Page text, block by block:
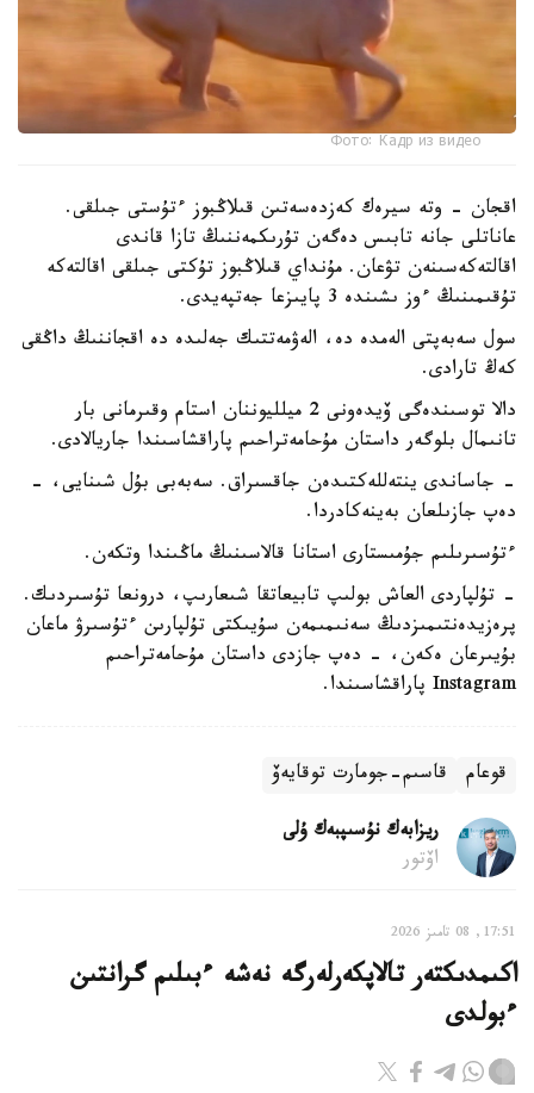
Фото: Кадр из видео
اقجان - وتە سيرەك كەزدەسەتىن قىلاڭبوز ءتۇستى جىلقى.
عاناتلى جانە تابىس دەگەن تۇرىكمەننىڭ تازا قاندى
اقالتەكەسىنەن تۋعان. مۇنداي قىلاڭبوز تۇكتى جىلقى اقالتەكە
تۇقىمىنىڭ ءوز ىشىندە 3 پايىزعا جەتپەيدى.
سول سەبەپتى الەمدە دە، الەۋمەتتىك جەلىدە دە اقجاننىڭ داڭقى
كەڭ تارادى.
دالا توسىندەگى ۆيدەونى 2 ميلليوننان استام وقىرمانى بار
تانىمال بلوگەر داستان مۇحامەتراحىم پاراقشاسىندا جاريالادى.
- جاساندى ينتەللەكتىدەن جاقسىراق. سەبەبى بۇل شىنايى، -
دەپ جازىلعان بەينەكادردا.
ءتۇسىرىلىم جۇمىستارى استانا قالاسىنىڭ ماڭىندا وتكەن.
- تۇلپاردى العاش بولىپ تابيعاتقا شىعارىپ، درونعا تۇسىردىك.
پرەزيدەنتىمىزدىڭ سەنىمىمەن سۇيىكتى تۇلپارىن ءتۇسىرۋ ماعان
بۇيىرعان ەكەن، - دەپ جازدى داستان مۇحامەتراحىم
Instagram پاراقشاسىندا.
قوعام قاسىم-جومارت توقايەۆ
ريزابەك نۇسىپبەك ۇلى
اۆتور
17:51, 08 تامىز 2026
اكىمدىكتەر تالاپكەرلەرگە نەشە ءبىلىم گرانتىن
ءبولدى